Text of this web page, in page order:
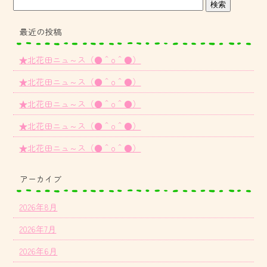
最近の投稿
★北花田ニュ～ス（●＾o＾●）
★北花田ニュ～ス（●＾o＾●）
★北花田ニュ～ス（●＾o＾●）
★北花田ニュ～ス（●＾o＾●）
★北花田ニュ～ス（●＾o＾●）
アーカイブ
2026年8月
2026年7月
2026年6月